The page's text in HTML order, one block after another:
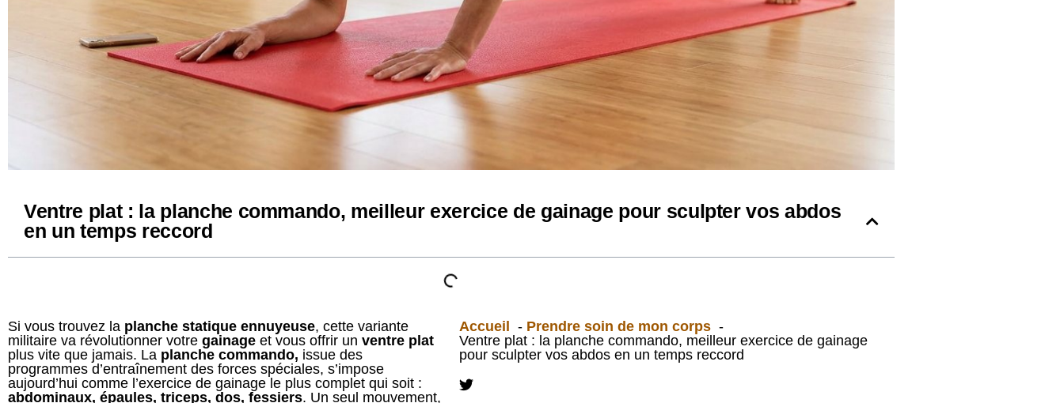
Ventre plat : la planche commando, meilleur exercice de gainage pour sculpter vos abdos
en un temps reccord
Si vous trouvez la planche statique ennuyeuse, cette variante
militaire va révolutionner votre gainage et vous offrir un ventre plat
plus vite que jamais. La planche commando, issue des
programmes d’entraînement des forces spéciales, s’impose
aujourd’hui comme l’exercice de gainage le plus complet qui soit :
abdominaux, épaules, triceps, dos, fessiers. Un seul mouvement,
Accueil
Prendre soin de mon corps
Ventre plat : la planche commando, meilleur exercice de gainage
pour sculpter vos abdos en un temps reccord